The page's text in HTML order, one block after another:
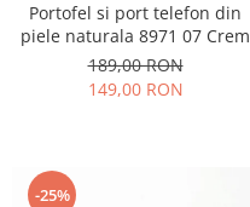
Portofel si port telefon din
piele naturala 8971 07 Crem
189,00 RON
149,00 RON
-25%